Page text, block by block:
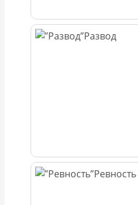
Развод
Ревность